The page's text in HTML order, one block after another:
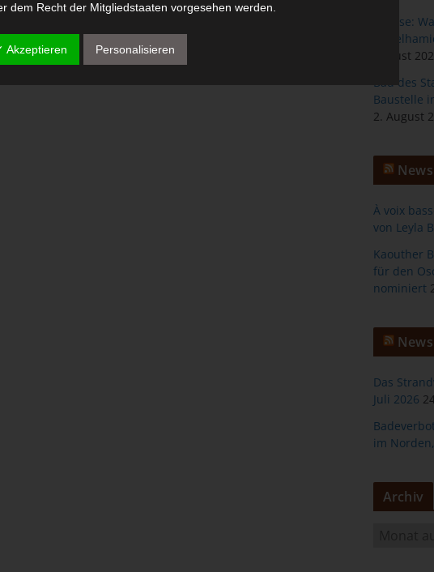
Sousse:
August
Bau des
Baustelle
2. August
À voix
von Leyla
Kaouther
für den
nominiert
Das
Juli 2026
im
Archiv
dem Recht der Mitgliedstaaten vorgesehen werden.
Auftragsverarbeiter
ist eine natürliche oder juristische Person, Behörde,
in Form einer Erklärung oder einer sonstigen eindeutigen
Akzeptieren Personalisieren